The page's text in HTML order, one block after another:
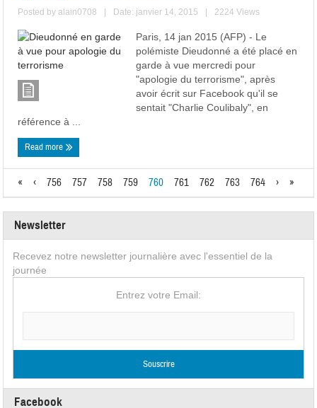
Posted byalain0708 Date: janvier 14, 2015 2224 Views
Paris, 14 jan 2015 (AFP) - Le
polémiste Dieudonné a été placé en
garde à vue mercredi pour
"apologie du terrorisme", après
avoir écrit sur Facebook qu'il se
sentait "Charlie Coulibaly", en
référence à ...
Read more
« ‹ 756 757 758 759 760 761 762 763 764 › »
Newsletter
Recevez notre newsletter journalière avec l'essentiel de la
journée
Entrez votre Email:
Facebook